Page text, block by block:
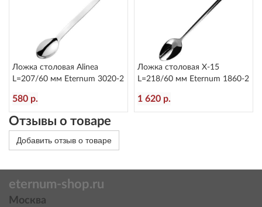
Ложка столовая Alinea
L=207/60 мм Eternum 3020-2
580 р.
Ложка столовая X-15
L=218/60 мм Eternum 1860-2
1 620 р.
Отзывы о товаре
Добавить отзыв о товаре
eternum-shop.ru
Москва